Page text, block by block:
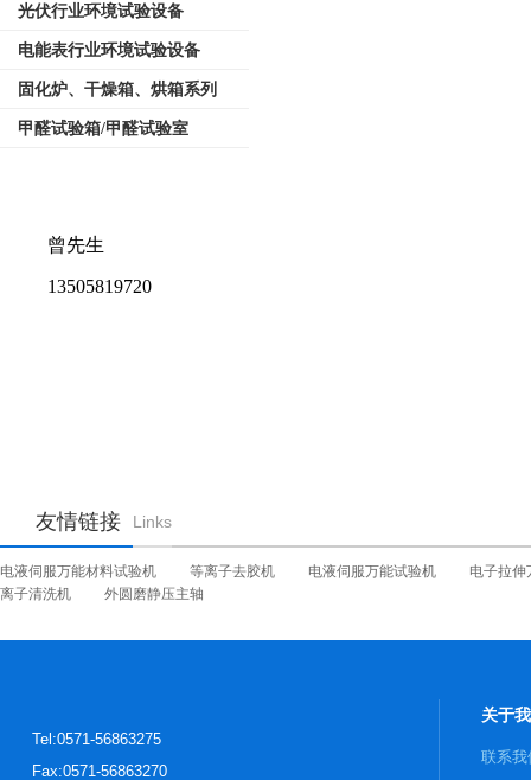
光伏行业环境试验设备
电能表行业环境试验设备
固化炉、干燥箱、烘箱系列
甲醛试验箱/甲醛试验室
曾先生
13505819720
友情链接 Links
电液伺服万能材料试验机 等离子去胶机 电液伺服万能试验机
电子拉伸
离子清洗机
外圆磨静压主轴
Tel:0571-56863275
Fax:0571-56863270
关于
联系我